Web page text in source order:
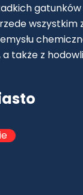
wszystkim
także z